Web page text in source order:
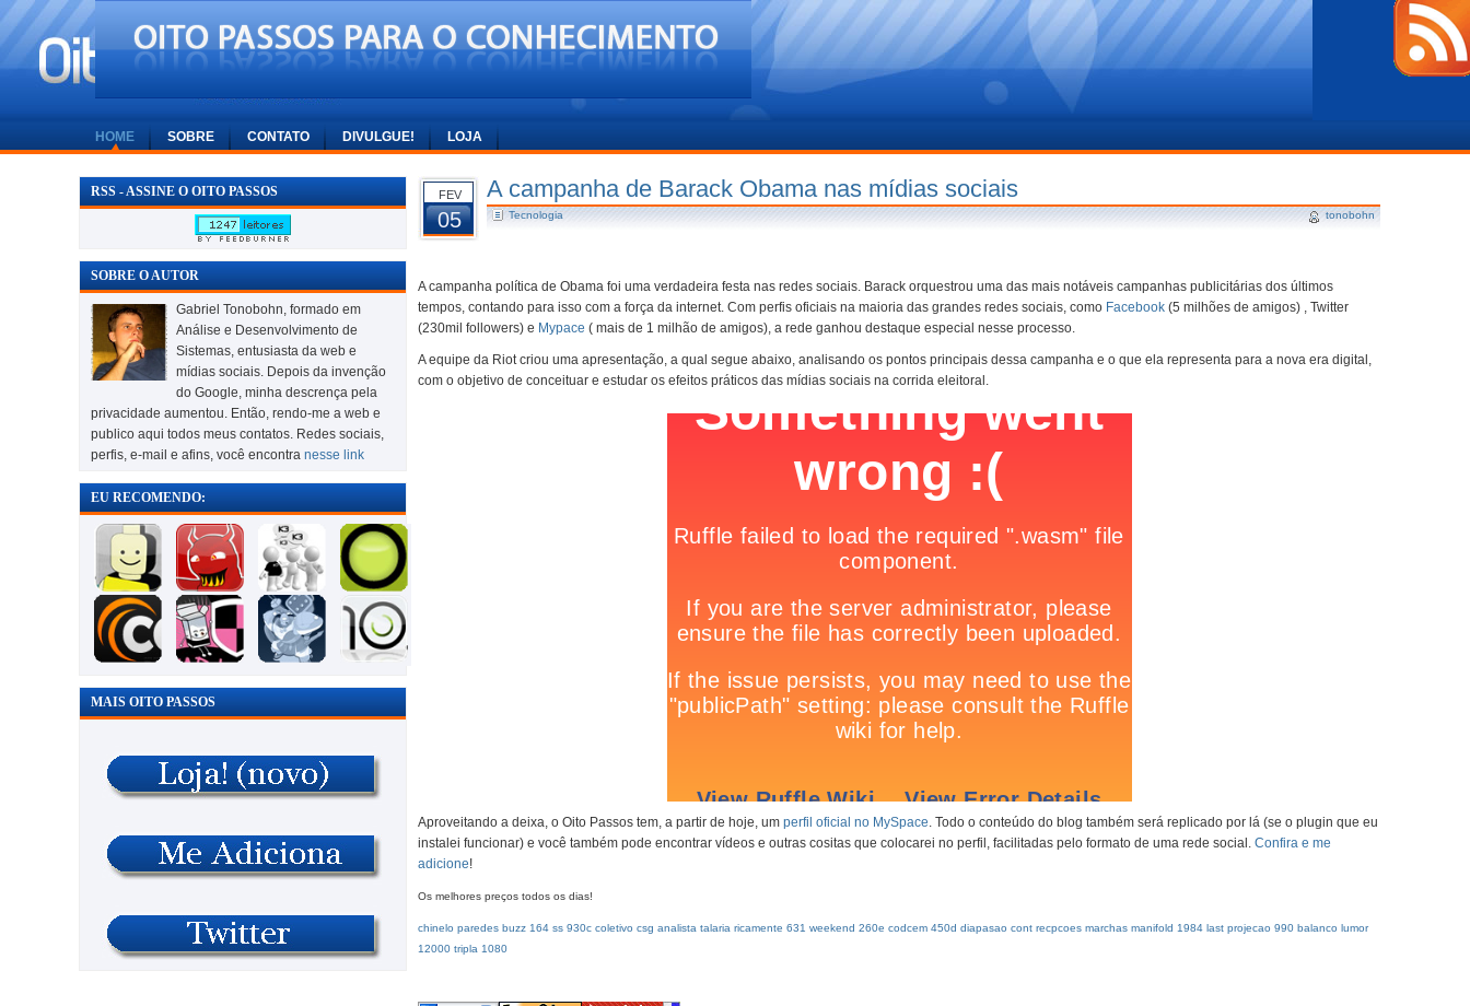
HOME SOBRE CONTATO DIVULGUE! LOJA
RSS - ASSINE O OITO PASSOS
SOBRE O AUTOR
Gabriel Tonobohn, formado em
Análise e Desenvolvimento de
Sistemas, entusiasta da web e
mídias sociais. Depois da invenção
do Google, minha descrença pela
privacidade aumentou. Então, rendo-me a web e
publico aqui todos meus contatos. Redes sociais,
perfis, e-mail e afins, você encontra nesse link
EU RECOMENDO:
MAIS OITO PASSOS
FEV
05
A campanha de Barack Obama nas mídias sociais
Tecnologia tonobohn
A campanha política de Obama foi uma verdadeira festa nas redes sociais. Barack orquestrou uma das mais notáveis campanhas publicitárias dos últimos
tempos, contando para isso com a força da internet. Com perfis oficiais na maioria das grandes redes sociais, como Facebook (5 milhões de amigos) , Twitter
(230mil followers) e Mypace ( mais de 1 milhão de amigos), a rede ganhou destaque especial nesse processo.
A equipe da Riot criou uma apresentação, a qual segue abaixo, analisando os pontos principais dessa campanha e o que ela representa para a nova era digital,
com o objetivo de conceituar e estudar os efeitos práticos das mídias sociais na corrida eleitoral.
Aproveitando a deixa, o Oito Passos tem, a partir de hoje, um perfil oficial no MySpace. Todo o conteúdo do blog também será replicado por lá (se o plugin que eu
instalei funcionar) e você também pode encontrar vídeos e outras cositas que colocarei no perfil, facilitadas pelo formato de uma rede social. Confira e me
adicione!
Os melhores preços todos os dias!
chinelo paredes buzz 164 ss 930c coletivo csg analista talaria ricamente 631 weekend 260e codcem 450d diapasao cont recpcoes marchas manifold 1984 last projecao 990 balanco lumor
12000 tripla 1080